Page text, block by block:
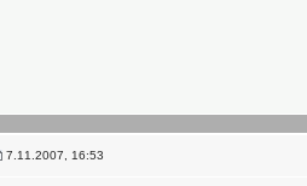
7.11.2007, 16:53